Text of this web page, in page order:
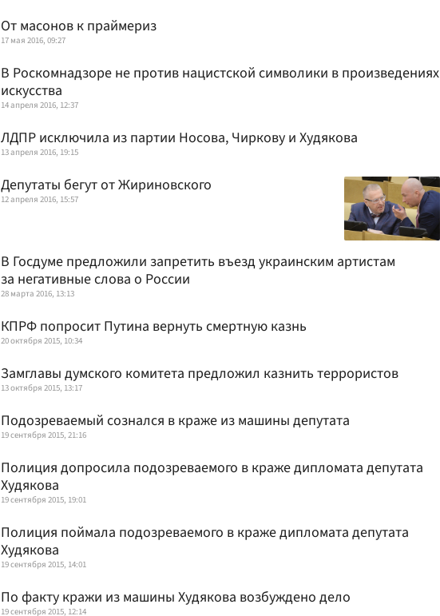
От масонов к праймериз
17 мая 2016, 09:27
В Роскомнадзоре не против нацистской символики в произведениях
искусства
14 апреля 2016, 12:37
ЛДПР исключила из партии Носова, Чиркову и Худякова
13 апреля 2016, 19:15
Депутаты бегут от Жириновского
12 апреля 2016, 15:57
В Госдуме предложили запретить въезд украинским артистам
за негативные слова о России
28 марта 2016, 13:13
КПРФ попросит Путина вернуть смертную казнь
20 октября 2015, 10:34
Замглавы думского комитета предложил казнить террористов
13 октября 2015, 13:17
Подозреваемый сознался в краже из машины депутата
19 сентября 2015, 21:16
Полиция допросила подозреваемого в краже дипломата депутата
Худякова
19 сентября 2015, 19:01
Полиция поймала подозреваемого в краже дипломата депутата
Худякова
19 сентября 2015, 14:01
По факту кражи из машины Худякова возбуждено дело
19 сентября 2015, 12:14